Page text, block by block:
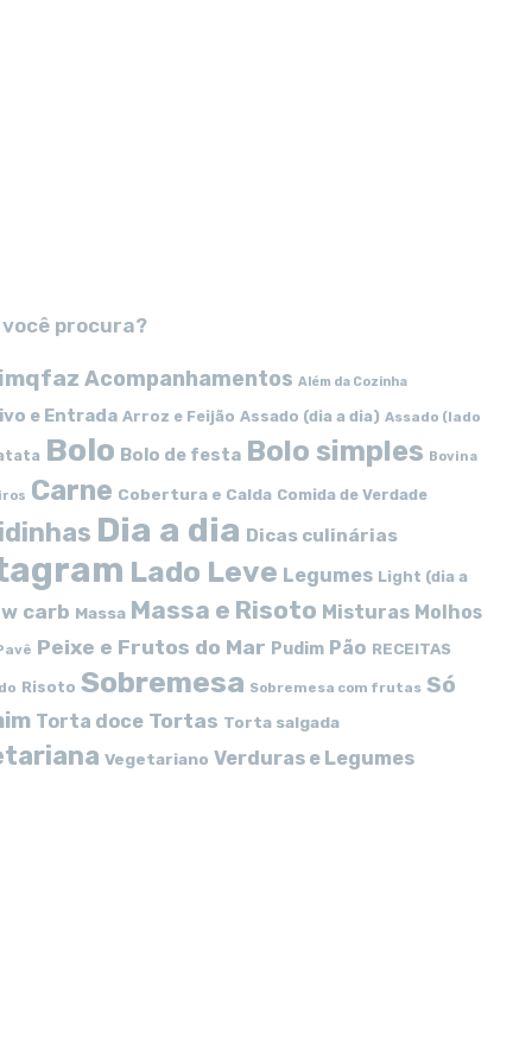
você procura?
Acompanhamentos Além da Cozinha
e Entrada Arroz e Feijão Assado (dia a dia) Assado (lado
Bolo Bolo de festa Bolo simples Bovina
Carne Cobertura e Calda Comida de Verdade
Dia a dia Dicas culinárias
Lado Leve Legumes Light (dia a
carb Massa Massa e Risoto Misturas Molhos
Peixe e Frutos do Mar Pudim Pão RECEITAS
Risoto Sobremesa Sobremesa com frutas Só
Torta doce Tortas Torta salgada
Vegetariano Verduras e Legumes